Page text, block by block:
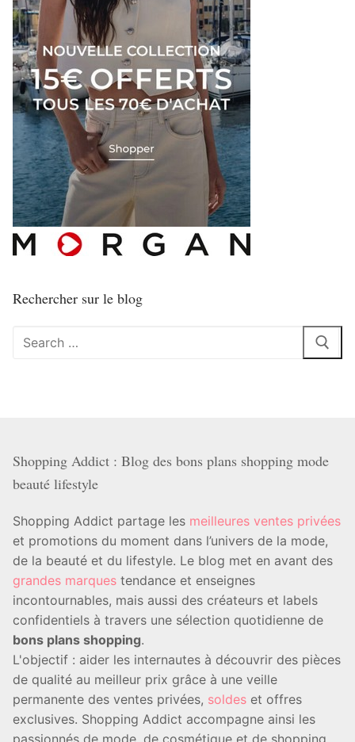
Rechercher sur le blog
Rechercher
Shopping Addict : Blog des bons plans shopping mode
beauté lifestyle
Shopping Addict partage les meilleures ventes privées
et promotions du moment dans l’univers de la mode,
de la beauté et du lifestyle. Le blog met en avant des
grandes marques tendance et enseignes
incontournables, mais aussi des créateurs et labels
confidentiels à travers une sélection quotidienne de
bons plans shopping.
L'objectif : aider les internautes à découvrir des pièces
de qualité au meilleur prix grâce à une veille
permanente des ventes privées, soldes et offres
exclusives. Shopping Addict accompagne ainsi les
passionnés de mode, de cosmétique et de shopping